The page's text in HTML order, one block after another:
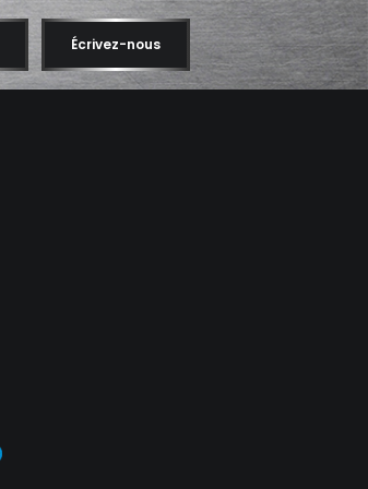
Écrivez-nous